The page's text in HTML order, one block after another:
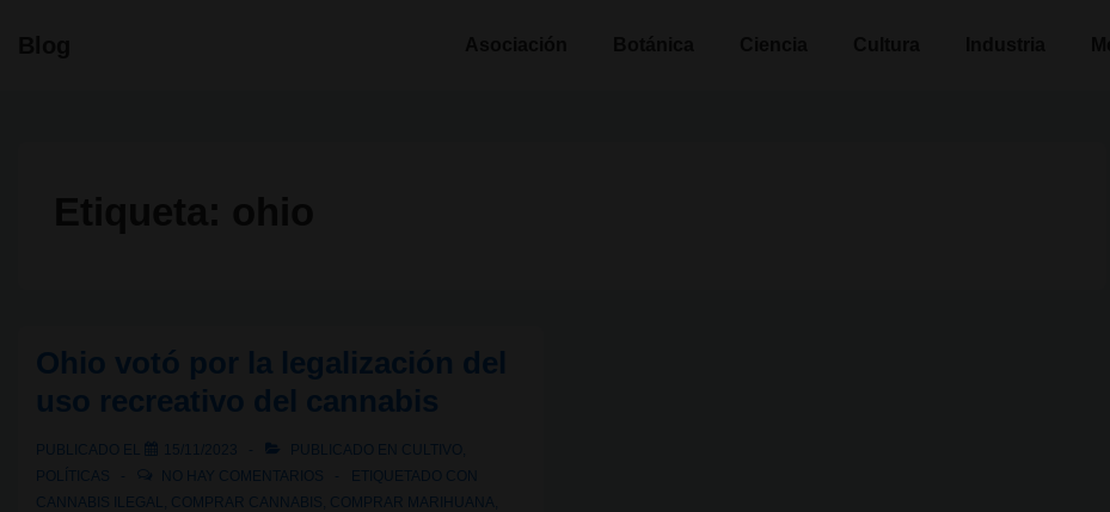
Ohio votó por la legalización del
uso recreativo del cannabis
PUBLICADO EL 15/11/2023 PUBLICADO EN CULTIVO
POLÍTICAS
NO HAY COMENTARIOS
ETIQUETADO CON
CANNABIS ILEGAL
COMPRAR CANNABIS COMPRAR MARIHUANA